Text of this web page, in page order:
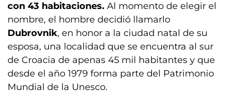
con 43 habitaciones. Al momento de elegir el
nombre, el hombre decidió llamarlo
Dubrovnik, en honor a la ciudad natal de su
esposa, una localidad que se encuentra al sur
de Croacia de apenas 45 mil habitantes y que
desde el año 1979 forma parte del Patrimonio
Mundial de la Unesco.